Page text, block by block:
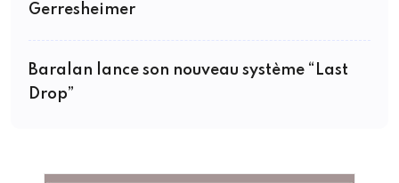
Gerresheimer
Baralan lance son nouveau système “Last
Drop”